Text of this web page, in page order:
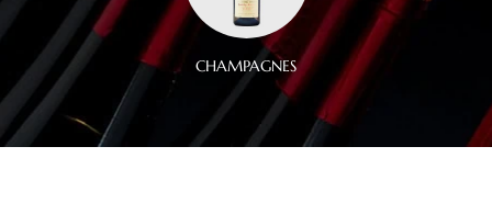
CHAMPAGNES